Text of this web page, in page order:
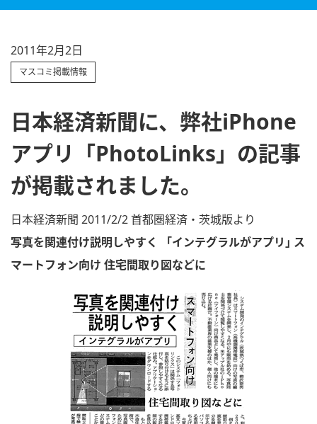
2011年2月2日
マスコミ掲載情報
日本経済新聞に、弊社iPhone
アプリ「PhotoLinks」の記事
が掲載されました。
日本経済新聞 2011/2/2 首都圏経済・茨城版より
写真を関連付け説明しやすく 「インテグラルがアプリ｣ ス
マートフォン向け 住宅間取り図などに